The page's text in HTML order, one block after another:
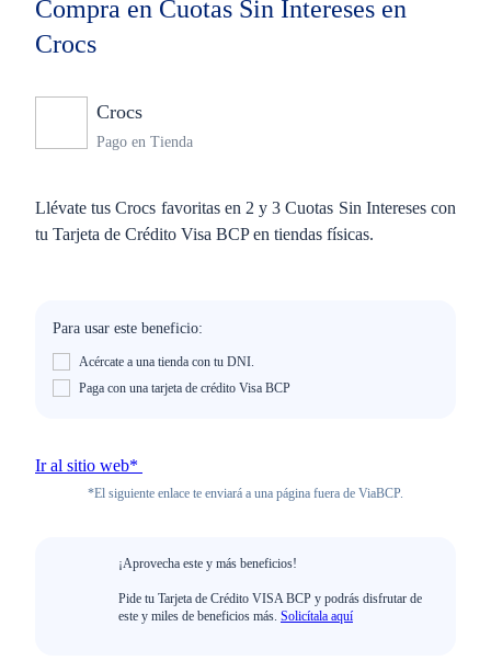
Compra en Cuotas Sin Intereses en
Crocs
Crocs
Pago en Tienda
Llévate tus Crocs favoritas en 2 y 3 Cuotas Sin Intereses con
tu Tarjeta de Crédito Visa BCP en tiendas físicas.
Para usar este beneficio:
Acércate a una tienda con tu DNI.
Paga con una tarjeta de crédito Visa BCP
Ir al sitio web*
*El siguiente enlace te enviará a una página fuera de ViaBCP.
¡Aprovecha este y más beneficios!
Pide tu Tarjeta de Crédito VISA BCP y podrás disfrutar de
este y miles de beneficios más. Solicítala aquí